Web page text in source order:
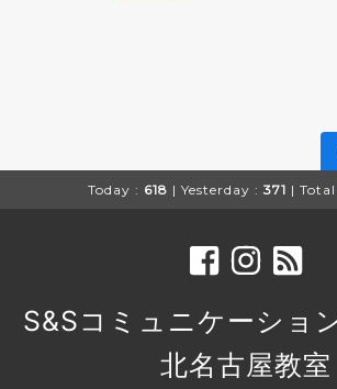
Today : 618 | Yesterday : 371 | Total
S&Sコミュニケーショ
北名古屋教室